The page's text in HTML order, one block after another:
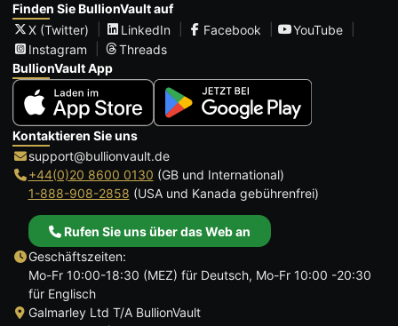
Finden Sie BullionVault auf
X (Twitter)
LinkedIn Facebook
YouTube
Instagram
Threads
BullionVault App
Kontaktieren Sie uns
support@bullionvault.de
+44(0)20 8600 0130 (GB und International)
1-888-908-2858 (USA und Kanada gebührenfrei)
Rufen Sie uns über das Web an
Geschäftszeiten:
Mo-Fr 10:00-18:30 (MEZ) für Deutsch, Mo-Fr 10:00 -20:30
für Englisch
Galmarley Ltd T/A BullionVault